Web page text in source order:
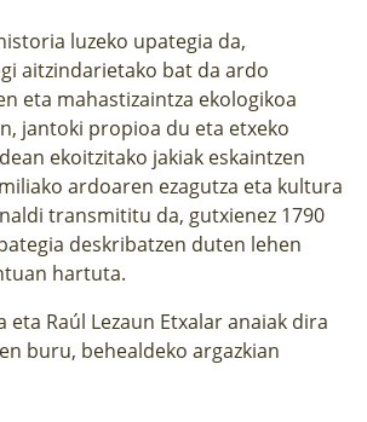
luzeko upategia da,
aitzindarietako bat da ardo
eta mahastizaintza ekologikoa
jantoki propioa du eta etxeko
ekoitzitako jakiak eskaintzen
ardoaren ezagutza eta kultura
transmititu da, gutxienez 1790
deskribatzen duten lehen
hartuta.
eta Raúl Lezaun Etxalar anaiak dira
buru, behealdeko argazkian